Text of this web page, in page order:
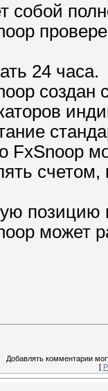
собой
24 часа.
создан
FxSnoop
счетом,
позицию
может
Добавлять комментарии
[